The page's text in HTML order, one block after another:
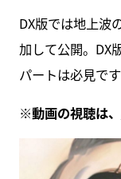
DX版では地上波
加して公開。DX
パートは必見です
※動画の視聴は、